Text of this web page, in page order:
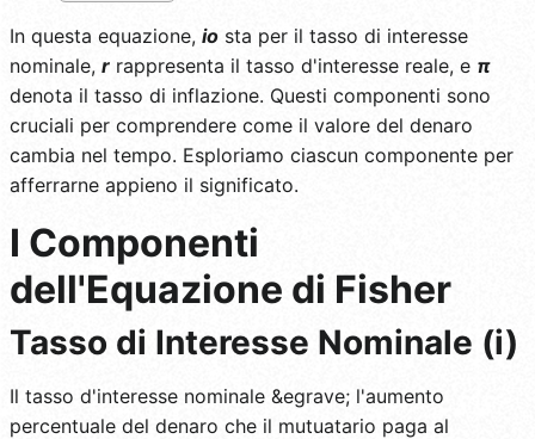
In questa equazione, io sta per il tasso di interesse
nominale, r rappresenta il tasso d'interesse reale, e π
denota il tasso di inflazione. Questi componenti sono
cruciali per comprendere come il valore del denaro
cambia nel tempo. Esploriamo ciascun componente per
afferrarne appieno il significato.
I Componenti
dell'Equazione di Fisher
Tasso di Interesse Nominale (i)
Il tasso d'interesse nominale &egrave; l'aumento
percentuale del denaro che il mutuatario paga al